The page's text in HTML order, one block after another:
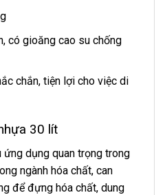
có gioăng cao su chống
chắn, tiện lợi cho việc di
30 lít
ứng dụng quan trọng trong
ngành hóa chất, can
để đựng hóa chất, dung